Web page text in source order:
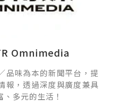
Omnimedia
品味為本的新聞平台，提
報，透過深度與廣度兼具
多元的生活！